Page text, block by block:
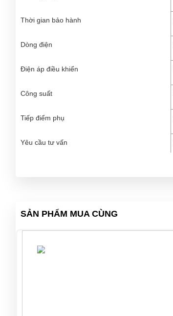
Thời gian bảo hành
Dòng điện
Điện áp điều khiển
Công suất
Tiếp điểm phụ
Yêu cầu tư vấn
SẢN PHẨM MUA CÙNG